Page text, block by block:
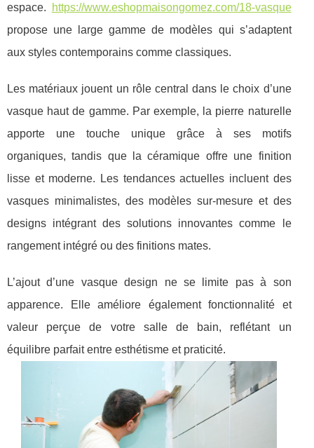
espace.
https://www.eshopmaisongomez.com/18-vasque
propose une large gamme de modèles qui s’adaptent
aux styles contemporains comme classiques.
Les matériaux jouent un rôle central dans le choix d’une
vasque haut de gamme. Par exemple, la pierre naturelle
apporte une touche unique grâce à ses motifs
organiques, tandis que la céramique offre une finition
lisse et moderne. Les tendances actuelles incluent des
vasques minimalistes, des modèles sur-mesure et des
designs intégrant des solutions innovantes comme le
rangement intégré ou des finitions mates.
L’ajout d’une vasque design ne se limite pas à son
apparence. Elle améliore également fonctionnalité et
valeur perçue de votre salle de bain, reflétant un
équilibre parfait entre esthétisme et praticité.